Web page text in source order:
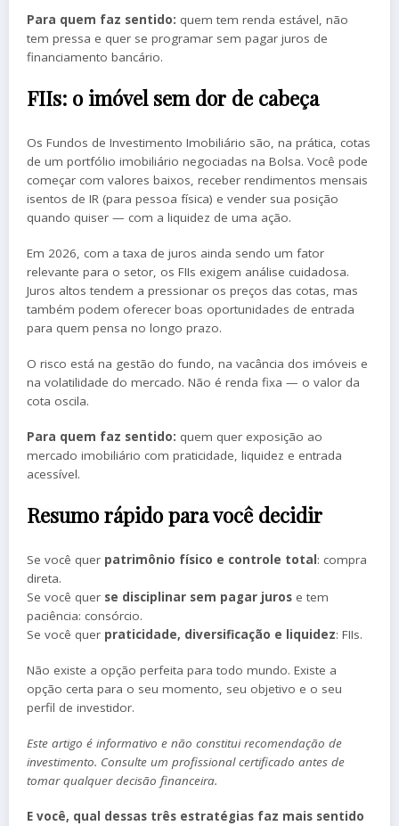
Para quem faz sentido: quem tem renda estável, não
tem pressa e quer se programar sem pagar juros de
financiamento bancário.
FIIs: o imóvel sem dor de cabeça
Os Fundos de Investimento Imobiliário são, na prática, cotas
de um portfólio imobiliário negociadas na Bolsa. Você pode
começar com valores baixos, receber rendimentos mensais
isentos de IR (para pessoa física) e vender sua posição
quando quiser — com a liquidez de uma ação.
Em 2026, com a taxa de juros ainda sendo um fator
relevante para o setor, os FIIs exigem análise cuidadosa.
Juros altos tendem a pressionar os preços das cotas, mas
também podem oferecer boas oportunidades de entrada
para quem pensa no longo prazo.
O risco está na gestão do fundo, na vacância dos imóveis e
na volatilidade do mercado. Não é renda fixa — o valor da
cota oscila.
Para quem faz sentido: quem quer exposição ao
mercado imobiliário com praticidade, liquidez e entrada
acessível.
Resumo rápido para você decidir
Se você quer patrimônio físico e controle total: compra
direta.
Se você quer se disciplinar sem pagar juros e tem
paciência: consórcio.
Se você quer praticidade, diversificação e liquidez: FIIs.
Não existe a opção perfeita para todo mundo. Existe a
opção certa para o seu momento, seu objetivo e o seu
perfil de investidor.
Este artigo é informativo e não constitui recomendação de
investimento. Consulte um profissional certificado antes de
tomar qualquer decisão financeira.
E você, qual dessas três estratégias faz mais sentido